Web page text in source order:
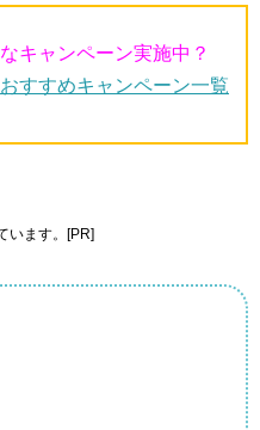
キャンペーン実施中？
すすめキャンペーン一覧
います。[PR]